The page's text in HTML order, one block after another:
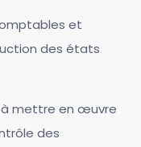
et
des états
à mettre en œuvre
des